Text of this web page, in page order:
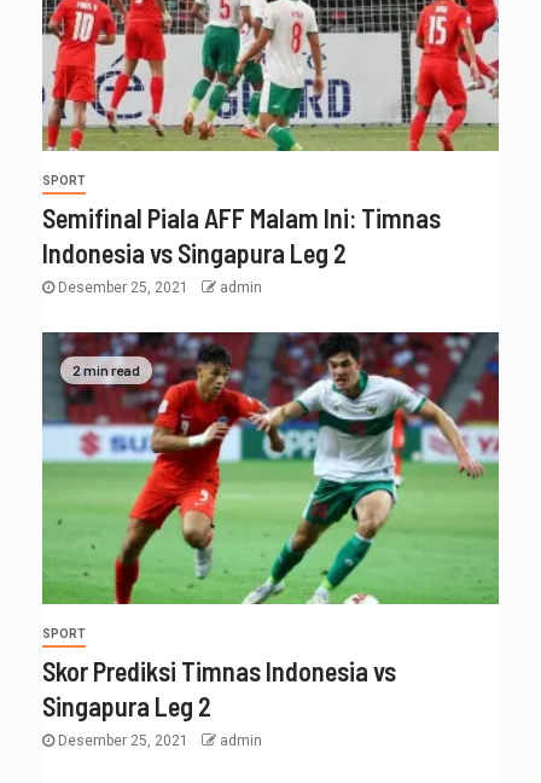
SPORT
Semifinal Piala AFF Malam Ini: Timnas
Indonesia vs Singapura Leg 2
Desember 25, 2021 admin
2 min read
SPORT
Skor Prediksi Timnas Indonesia vs
Singapura Leg 2
Desember 25, 2021 admin